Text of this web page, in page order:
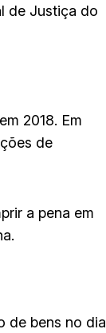
de Justiça do
2018. Em
de
a pena em
de bens no dia